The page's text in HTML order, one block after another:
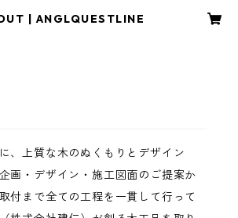
| ANGLQUESTLINE
、上質な木のぬくもりとデザイン
画・デザイン・施工図面のご提案か
付まで全ての工程を一貫して行って